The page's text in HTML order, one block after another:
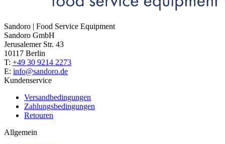
Sandoro | Food Service Equipment
Sandoro GmbH
Jerusalemer Str. 43
10117 Berlin
T: +49 30 9214 2273
E: info@sandoro.de
Kundenservice
Versandbedingungen
Zahlungsbedingungen
Retouren
Allgemein